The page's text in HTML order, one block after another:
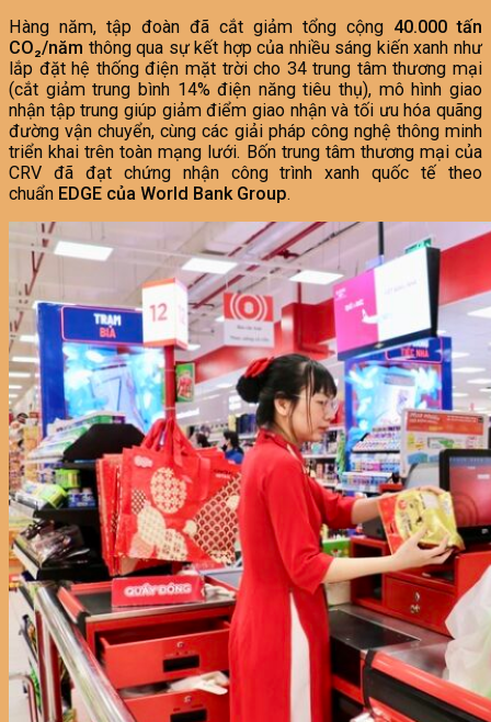
Hàng năm, tập đoàn đã cắt giảm tổng cộng 40.000 tấn
CO₂/năm thông qua sự kết hợp của nhiều sáng kiến xanh như
lắp đặt hệ thống điện mặt trời cho 34 trung tâm thương mại
(cắt giảm trung bình 14% điện năng tiêu thụ), mô hình giao
nhận tập trung giúp giảm điểm giao nhận và tối ưu hóa quãng
đường vận chuyển, cùng các giải pháp công nghệ thông minh
triển khai trên toàn mạng lưới. Bốn trung tâm thương mại của
CRV đã đạt chứng nhận công trình xanh quốc tế theo
chuẩn EDGE của World Bank Group.